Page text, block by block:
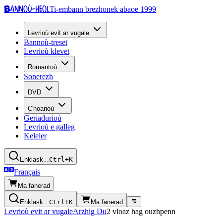
Bannoù-heolTi-embann brezhonek abaoe 1999
Levrioù evit ar vugale
Bannoù-treset
Levrioù klevet
Romantoù
Sonerezh
DVD
C'hoarioù
Geriadurioù
Levrioù e galleg
Keleier
Enklask...Ctrl+K
Français
Ma fanerad
Enklask...Ctrl+K Ma fanerad
Levrioù evit ar vugaleArzhig Du2 vloaz hag ouzhpenn